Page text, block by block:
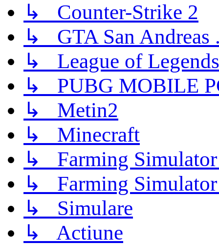
↳ Counter-Strike 2
↳ GTA San Andreas
↳ League of Legends
↳ PUBG MOBILE
↳ Metin2
↳ Minecraft
↳ Farming
↳ Farming
↳ Simulare
↳ Actiune